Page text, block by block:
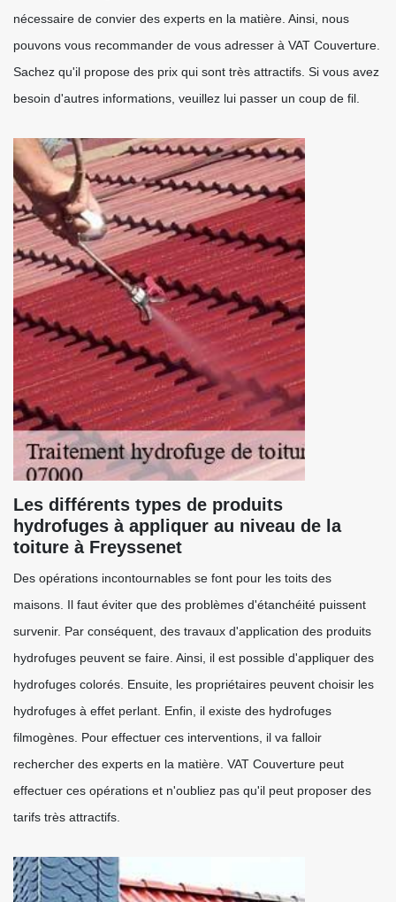
nécessaire de convier des experts en la matière. Ainsi, nous
pouvons vous recommander de vous adresser à VAT Couverture.
Sachez qu'il propose des prix qui sont très attractifs. Si vous avez
besoin d'autres informations, veuillez lui passer un coup de fil.
Les différents types de produits
hydrofuges à appliquer au niveau de la
toiture à Freyssenet
Des opérations incontournables se font pour les toits des
maisons. Il faut éviter que des problèmes d'étanchéité puissent
survenir. Par conséquent, des travaux d'application des produits
hydrofuges peuvent se faire. Ainsi, il est possible d'appliquer des
hydrofuges colorés. Ensuite, les propriétaires peuvent choisir les
hydrofuges à effet perlant. Enfin, il existe des hydrofuges
filmogènes. Pour effectuer ces interventions, il va falloir
rechercher des experts en la matière. VAT Couverture peut
effectuer ces opérations et n'oubliez pas qu'il peut proposer des
tarifs très attractifs.